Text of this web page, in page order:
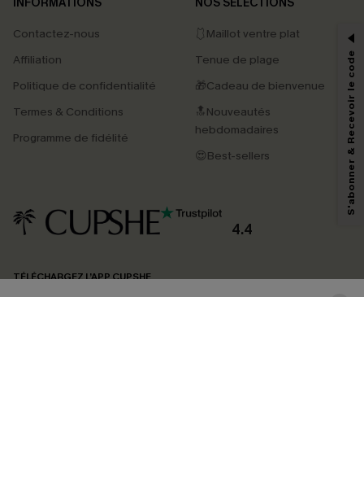
Contactez-nous
Affiliation
Politique de confidentialité
Termes & Conditions
Programme de fidélité
🩱Maillot ventre plat
Tenue de plage
🎁Cadeau de bienvenue
🔝Nouveautés
hebdomadaires
😍Best-sellers
4.4
TÉLÉCHARGEZ L’APP CUPSHE
-15% dès 2 Achetés par E-mail
*Un code par commande, valable une seule fois.
En soumettant votre adresse e-mail, vous acceptez de recevoir des e-mails
marketing (y compris du contenu généré par l'IA) de Cupshe et
reconnaissez avoir pris connaissance de nos
pouvons utiliser les données collectées sur notre site ainsi que des
produits susceptibles de vous intéresser, conformément à notre
Politique de
confidentialité
. Vous pouvez vous désabonner à tout moment.
S'abonner & Recevoir le code